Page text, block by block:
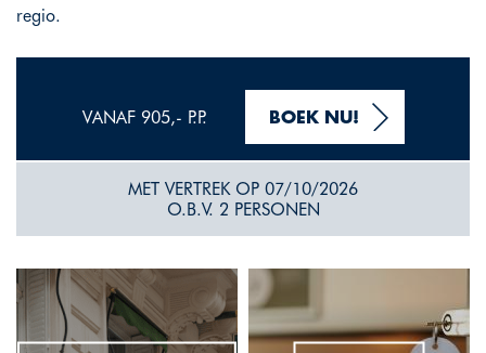
regio.
VANAF 905,- P.P. BOEK NU!
MET VERTREK OP 07/10/2026
O.B.V. 2 PERSONEN